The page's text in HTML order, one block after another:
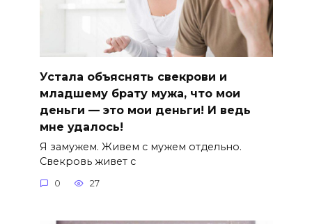
Устала объяснять свекрови и
младшему брату мужа, что мои
деньги — это мои деньги! И ведь
мне удалось!
Я замужем. Живем с мужем отдельно.
Свекровь живет с
0 27